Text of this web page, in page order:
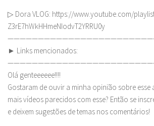
▷ Dora VLOG: https://www.youtube.com/
Z3rE7hWkHHmeNIodvT2YRRU0y
► Links mencionados:
Olá genteeeeee!!!!
Gostaram de ouvir a minha opinião sobre esse
mais vídeos parecidos com esse? Então se
e deixem sugestões de temas nos comentários!